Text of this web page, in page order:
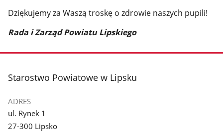
Dziękujemy za Waszą troskę o zdrowie naszych pupili!
Rada i Zarząd Powiatu Lipskiego
stopka
Starostwo Powiatowe w Lipsku
ADRES
ul. Rynek 1
27-300 Lipsko